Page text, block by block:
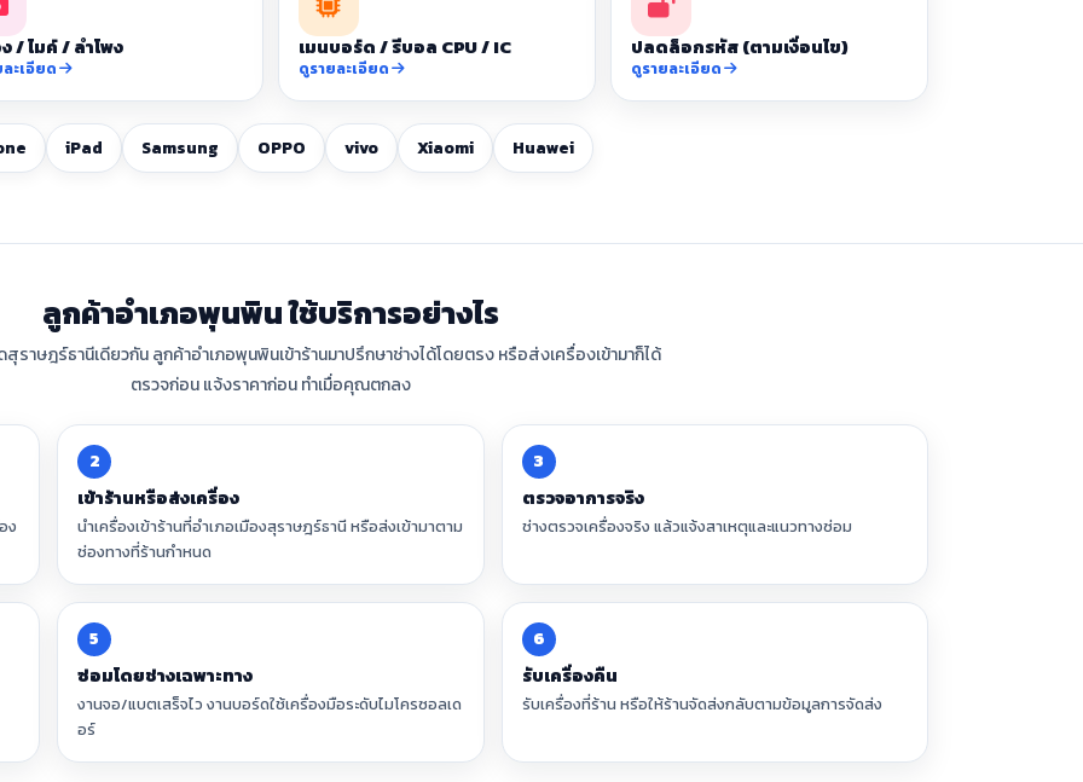
/ ไมค์ / ลำโพง
ะเอียด
เมนบอร์ด / รีบอล CPU / IC
ดูรายละเอียด
ปลดล็อกรหัส (ตามเงื่อนไข)
ดูรายละเอียด
iPad Samsung OPPO vivo Xiaomi Huawei
ลูกค้าอำเภอพุนพิน ใช้บริการอย่างไร
สุราษฎร์ธานีเดียวกัน ลูกค้าอำเภอพุนพินเข้าร้านมาปรึกษาช่างได้โดยตรง หรือส่งเครื่องเข้ามาก็ได้
ตรวจก่อน แจ้งราคาก่อน ทำเมื่อคุณตกลง
ง
2
เข้าร้านหรือส่งเครื่อง
นำเครื่องเข้าร้านที่อำเภอเมืองสุราษฎร์ธานี หรือส่งเข้ามาตาม
ช่องทางที่ร้านกำหนด
3
ตรวจอาการจริง
ช่างตรวจเครื่องจริง แล้วแจ้งสาเหตุและแนวทางซ่อม
5
ซ่อมโดยช่างเฉพาะทาง
งานจอ/แบตเสร็จไว งานบอร์ดใช้เครื่องมือระดับไมโครซอลเด
อร์
6
รับเครื่องคืน
รับเครื่องที่ร้าน หรือให้ร้านจัดส่งกลับตามข้อมูลการจัดส่ง